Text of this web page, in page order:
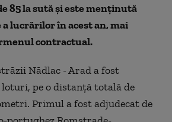
85 la sută şi este menţinută
lucrărilor în acest an, mai
contractual.
Nădlac - Arad a fost
pe o distanţă totală de
Primul a fost adjudecat de